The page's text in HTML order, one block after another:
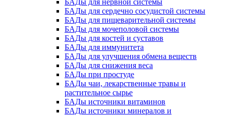
БАДы для нервной системы
БАДы для сердечно сосудистой системы
БАДы для пищеварительной системы
БАДы для мочеполовой системы
БАДы для костей и суставов
БАДы для иммунитета
БАДы для улучшения обмена веществ
БАДы для снижения веса
БАДы при простуде
БАДы чаи, лекарственные травы и
растительное сырье
БАДы источники витаминов
БАДы источники минералов и